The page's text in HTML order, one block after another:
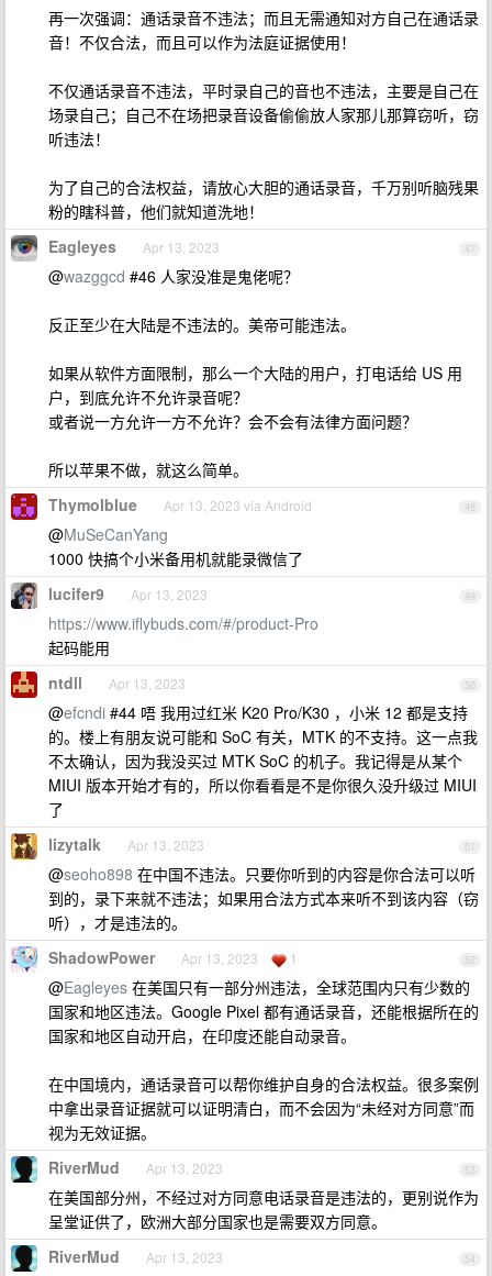
再一次强调：通话录音不违法；而且无需通知对方自己在通话录
音！不仅合法，而且可以作为法庭证据使用！
不仅通话录音不违法，平时录自己的音也不违法，主要是自己在
场录自己；自己不在场把录音设备偷偷放人家那儿那算窃听，窃
听违法！
为了自己的合法权益，请放心大胆的通话录音，千万别听脑残果
粉的瞎科普，他们就知道洗地！
47
Eagleyes Apr 13, 2023
@wazggcd #46 人家没准是鬼佬呢？
反正至少在大陆是不违法的。美帝可能违法。
如果从软件方面限制，那么一个大陆的用户，打电话给 US 用
户，到底允许不允许录音呢？
或者说一方允许一方不允许？会不会有法律方面问题？
所以苹果不做，就这么简单。
48
Thymolblue Apr 13, 2023 via Android
@MuSeCanYang
1000 快搞个小米备用机就能录微信了
49
lucifer9 Apr 13, 2023
https://www.iflybuds.com/#/product-Pro
起码能用
50
ntdll Apr 13, 2023
@efcndi #44 唔 我用过红米 K20 Pro/K30 ，小米 12 都是支持
的。楼上有朋友说可能和 SoC 有关，MTK 的不支持。这一点我
不太确认，因为我没买过 MTK SoC 的机子。我记得是从某个
MIUI 版本开始才有的，所以你看看是不是你很久没升级过 MIUI
了
51
lizytalk Apr 13, 2023
@seoho898 在中国不违法。只要你听到的内容是你合法可以听
到的，录下来就不违法；如果用合法方式本来听不到该内容（窃
听），才是违法的。
52
ShadowPower Apr 13, 2023 1
@Eagleyes 在美国只有一部分州违法，全球范围内只有少数的
国家和地区违法。Google Pixel 都有通话录音，还能根据所在的
国家和地区自动开启，在印度还能自动录音。
在中国境内，通话录音可以帮你维护自身的合法权益。很多案例
中拿出录音证据就可以证明清白，而不会因为“未经对方同意”而
视为无效证据。
53
RiverMud Apr 13, 2023
在美国部分州，不经过对方同意电话录音是违法的，更别说作为
呈堂证供了，欧洲大部分国家也是需要双方同意。
54
RiverMud Apr 13, 2023